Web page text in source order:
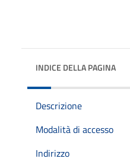
INDICE DELLA PAGINA
Descrizione
Modalità di accesso
Indirizzo